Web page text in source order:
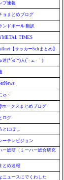
プ速報
ョまとめブログ
ンドボール 翻訳
TIMES
【サッカー5chまとめ】
速(*´ω`*)人(´･ェ･｀)
ゅ～
ホークスまとめブログ
ログ
とにぼし
ーテレビジョン
ー総研（ミーハー総合研究
とめ速報
ニュースにでくわした